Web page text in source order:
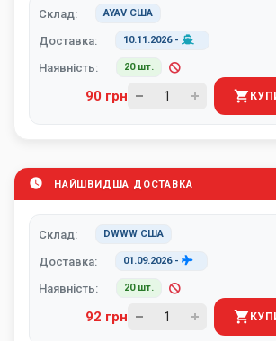
Склад: AYAV США
Доставка: 10.11.2026-
Наявність: 20 шт.
90 грн
НАЙШВИДША ДОСТАВКА
Склад: DWWW США
Доставка: 01.09.2026-
Наявність: 20 шт.
92 грн